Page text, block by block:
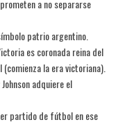
a no separarse
patrio argentino.
es coronada reina del
la era victoriana).
adquiere el
partido de fútbol en ese